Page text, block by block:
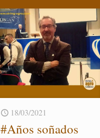
18/03/2021
#Años so­ña­dos